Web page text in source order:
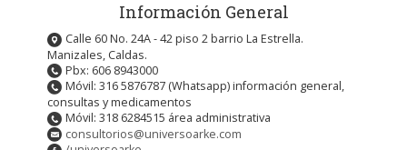
Información General
Calle 60 No. 24A - 42 piso 2 barrio La Estrella.
Manizales, Caldas.
Pbx: 606 8943000
Móvil: 316 5876787 (Whatsapp) información general,
consultas y medicamentos
Móvil: 318 6284515 área administrativa
consultorios@universoarke.com